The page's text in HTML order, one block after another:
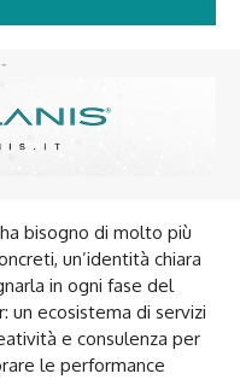
bisogno di molto più
un’identità chiara
in ogni fase del
un ecosistema di servizi
e consulenza per
le performance